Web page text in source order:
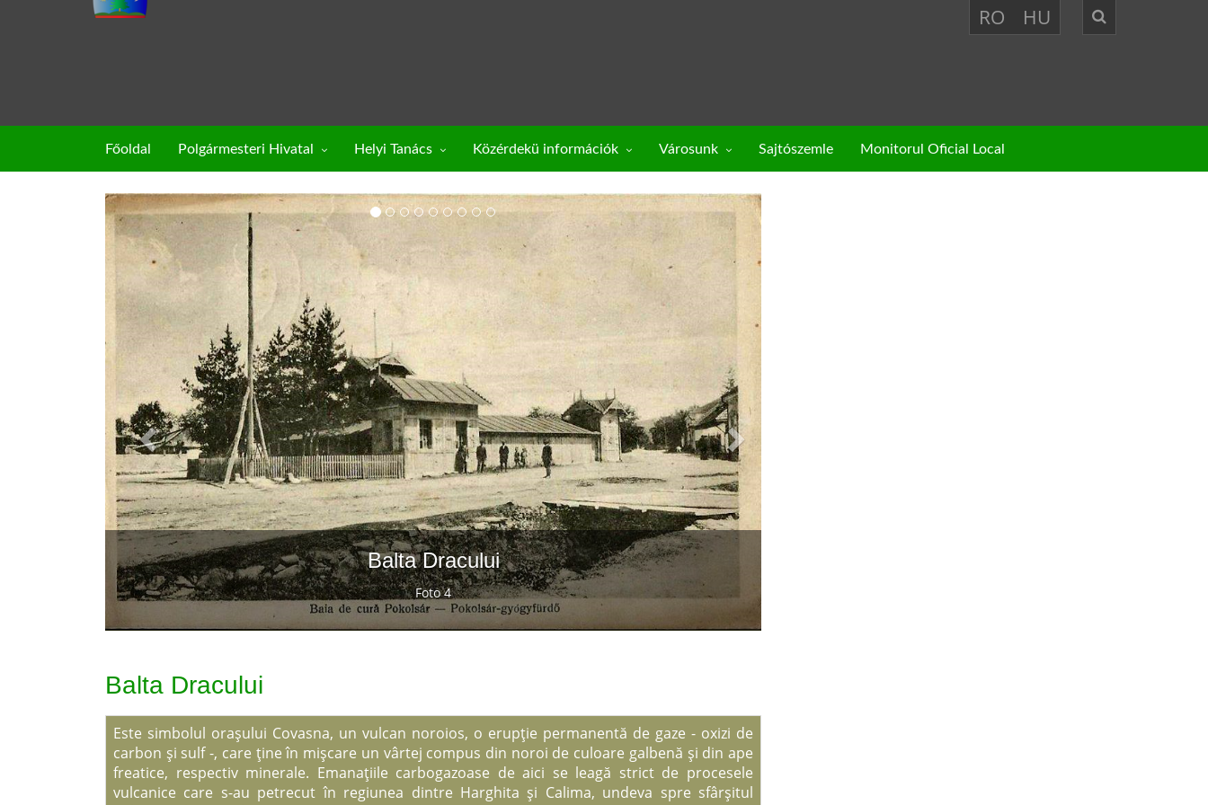
RO HU
Főoldal Polgármesteri Hivatal Helyi Tanács Közérdekü információk Városunk Sajtószemle Monitorul Oficial Local
Balta Dracului
Foto 4
Balta Dracului
Este simbolul oraşului Covasna, un vulcan noroios, o erupţie permanentă de gaze - oxizi de
carbon şi sulf -, care ţine în mişcare un vârtej compus din noroi de culoare galbenă şi din ape
freatice, respectiv minerale. Emanaţiile carbogazoase de aici se leagă strict de procesele
vulcanice care s-au petrecut în regiunea dintre Harghita şi Calima, undeva spre sfârşitul